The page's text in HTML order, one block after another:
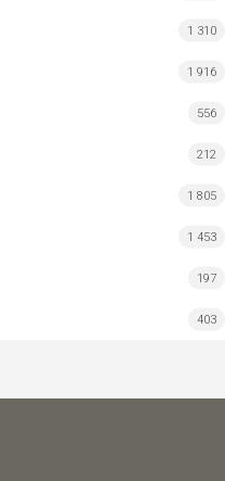
1 310
1 916
556
212
1 805
1 453
197
403